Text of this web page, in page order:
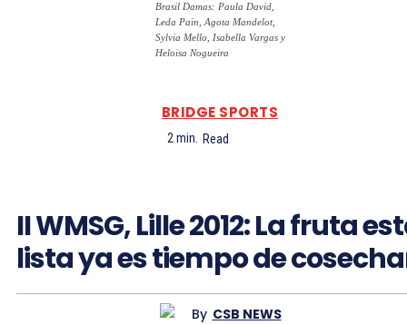
Brasil Damas: Paula David,
Leda Pain, Agota Mandelot,
Sylvia Mello, Isabella Vargas y
Heloisa Nogueira
BRIDGE SPORTS
2min. Read
II WMSG, Lille 2012: La fruta
lista ya es tiempo de
By CSB NEWS